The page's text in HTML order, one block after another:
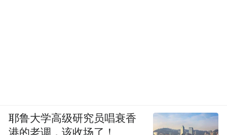
耶鲁大学高级研究员唱衰香
港的老调，该收场了！